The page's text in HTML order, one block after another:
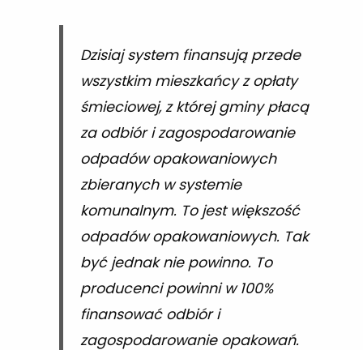
Dzisiaj system finansują przede
wszystkim mieszkańcy z opłaty
śmieciowej, z której gminy płacą
za odbiór i zagospodarowanie
odpadów opakowaniowych
zbieranych w systemie
komunalnym. To jest większość
odpadów opakowaniowych. Tak
być jednak nie powinno. To
producenci powinni w 100%
finansować odbiór i
zagospodarowanie opakowań.